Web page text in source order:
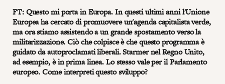
FT: Questo mi porta in Europa. In questi ultimi anni l'Unione
Europea ha cercato di promuovere un'agenda capitalista verde,
ma ora stiamo assistendo a un grande spostamento verso la
militarizzazione. Ciò che colpisce è che questo programma è
guidato da autoproclamati liberali. Starmer nel Regno Unito,
ad esempio, è in prima linea. Lo stesso vale per il Parlamento
europeo. Come interpreti questo sviluppo?